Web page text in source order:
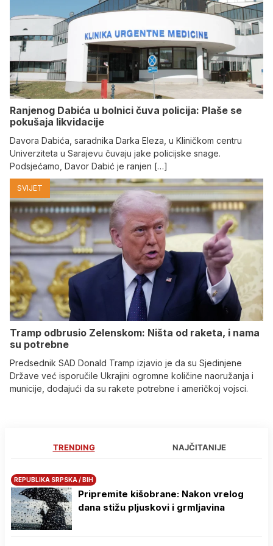
Ranjenog Dabića u bolnici čuva policija: Plaše se
pokušaja likvidacije
Davora Dabića, saradnika Darka Eleza, u Kliničkom centru
Univerziteta u Sarajevu čuvaju jake policijske snage.
Podsjećamo, Davor Dabić je ranjen […]
SVIJET
Tramp odbrusio Zelenskom: Ništa od raketa, i nama
su potrebne
Predsednik SAD Donald Tramp izjavio je da su Sjedinjene
Države već isporučile Ukrajini ogromne količine naoružanja i
municije, dodajući da su rakete potrebne i američkoj vojsci.
TRENDING NAJČITANIJE
REPUBLIKA SRPSKA / BIH
Pripremite kišobrane: Nakon vrelog
dana stižu pljuskovi i grmljavina